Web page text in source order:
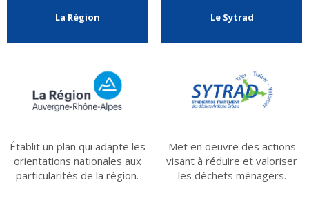
La Région
Établit un plan qui adapte les
orientations nationales aux
particularités de la région.
Le Sytrad
Met en oeuvre des actions
visant à réduire et valoriser
les déchets ménagers.